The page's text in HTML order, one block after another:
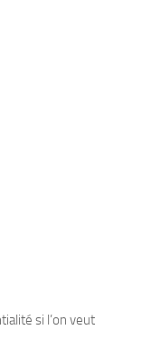
si l’on veut